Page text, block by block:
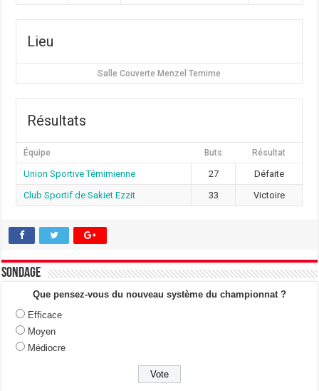
Lieu
Salle Couverte Menzel Temime
Résultats
Équipe Buts Résultat
Union Sportive Témimienne 27
Défaite
Club Sportif de Sakiet Ezzit
33 Victoire
Sondage
Que pensez-vous du nouveau système du championnat ?
Efficace
Moyen
Médiocre